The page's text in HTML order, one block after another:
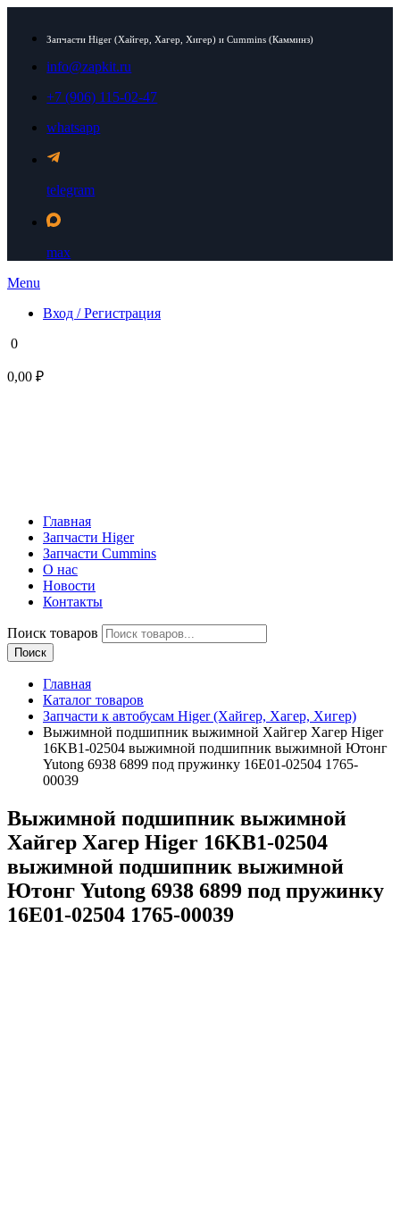
Запчасти Higer (Хайгер, Хагер, Хигер) и Cummins (Камминз)
info@zapkit.ru
+7 (906) 115-02-47
whatsapp
telegram
max
Menu
Вход / Регистрация
0
0,00 ₽
Главная
Запчасти Higer
Запчасти Cummins
О нас
Новости
Контакты
Поиск товаров
Поиск
Главная
Каталог товаров
Запчасти к автобусам Higer (Хайгер, Хагер, Хигер)
Выжимной подшипник выжимной Хайгер Хагер Higer
16KB1-02504 выжимной подшипник выжимной Ютонг
Yutong 6938 6899 под пружинку 16E01-02504 1765-
00039
Выжимной подшипник выжимной
Хайгер Хагер Higer 16KB1-02504
выжимной подшипник выжимной
Ютонг Yutong 6938 6899 под пружинку
16E01-02504 1765-00039